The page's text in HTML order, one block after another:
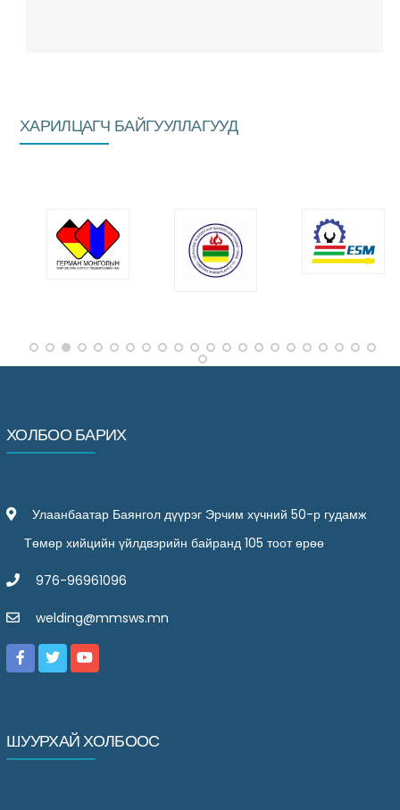
ХАРИЛЦАГЧ БАЙГУУЛЛАГУУД
ХОЛБОО БАРИХ
Улаанбаатар Баянгол дүүрэг Эрчим хүчний 50-р гудамж
Төмөр хийцийн үйлдвэрийн байранд 105 тоот өрөө
976-96961096
welding@mmsws.mn
ШУУРХАЙ ХОЛБООС